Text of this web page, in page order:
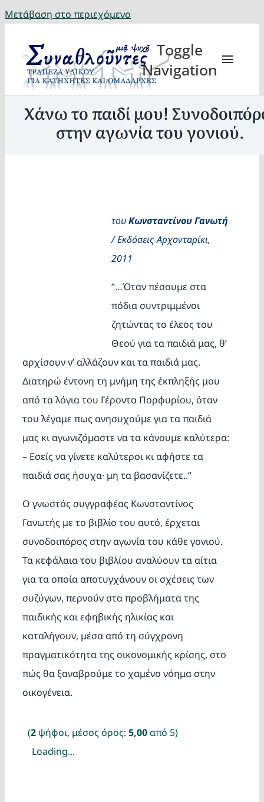
Μετάβαση στο περιεχόμενο
Toggle
Navigation
Χάνω το παιδί μου!
στην αγωνία του γονιού.
τουΚωνσταντίνου Γανωτή
/ Εκδόσεις Αρχονταρίκι,
2011
“…Όταν πέσουμε στα
πόδια συντριμμένοι
ζητώντας το έλεος του
Θεού για τα παιδιά μας, θ’
αρχίσουν ν’ αλλάζουν και τα παιδιά μας.
Διατηρώ έντονη τη μνήμη της έκπληξής μου
από τα λόγια του Γέροντα Πορφυρίου, όταν
του λέγαμε πως ανησυχούμε για τα παιδιά
μας κι αγωνιζόμαστε να τα κάνουμε καλύτερα:
– Εσείς να γίνετε καλύτεροι κι αφήστε τα
παιδιά σας ήσυχα· μη τα βασανίζετε..”
Ο γνωστός συγγραφέας Κωνσταντίνος
Γανωτής με το βιβλίο του αυτό, έρχεται
συνοδοιπόρος στην αγωνία του κάθε γονιού.
Τα κεφάλαια του βιβλίου αναλύουν τα αίτια
για τα οποία αποτυγχάνουν οι σχέσεις των
συζύγων, περνούν στα προβλήματα της
παιδικής και εφηβικής ηλικίας και
καταλήγουν, μέσα από τη σύγχρονη
πραγματικότητα της οικονομικής κρίσης, στο
πώς θα ξαναβρούμε το χαμένο νόημα στην
οικογένεια.
(2 ψήφοι, μέσος όρος: 5,00από 5)
Loading...